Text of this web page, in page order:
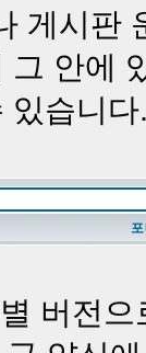
게시판
그 안에
있습니다
버전